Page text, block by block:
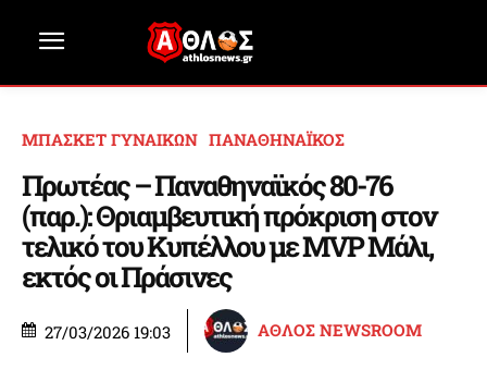
ΜΠΑΣΚΕΤ ΓΥΝΑΙΚΩΝ ΠΑΝΑΘΗΝΑΪΚΟΣ
Πρωτέας – Παναθηναϊκός 80-76
(παρ.): Θριαμβευτική πρόκριση στον
τελικό του Κυπέλλου με MVP Μάλι,
εκτός οι Πράσινες
27/03/2026 19:03 ΑΘΛΟΣ NEWSROOM